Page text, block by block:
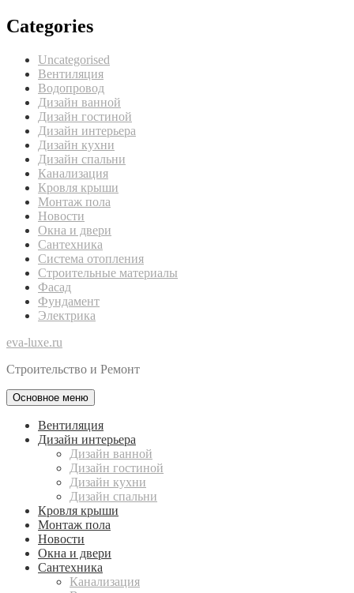
Categories
Uncategorised
Вентиляция
Водопровод
Дизайн ванной
Дизайн гостиной
Дизайн интерьера
Дизайн кухни
Дизайн спальни
Канализация
Кровля крыши
Монтаж пола
Новости
Окна и двери
Сантехника
Система отопления
Строительные материалы
Фасад
Фундамент
Электрика
eva-luxe.ru
Строительство и Ремонт
Основное меню
Вентиляция
Дизайн интерьера
Дизайн ванной
Дизайн гостиной
Дизайн кухни
Дизайн спальни
Кровля крыши
Монтаж пола
Новости
Окна и двери
Сантехника
Канализация